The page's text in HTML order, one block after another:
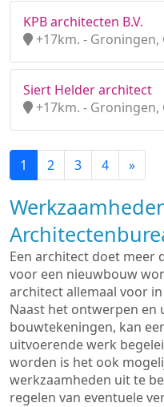
KPB architecten B.V.
+17km. -
Siert Helder architect
+17km. -
1 2 3 4 »
Een architect doet meer
voor een nieuwbouw
architect allemaal voor
Naast het ontwerpen en
bouwtekeningen, kan
uitvoerende werk
worden is het ook
werkzaamheden uit te
regelen van eventuele